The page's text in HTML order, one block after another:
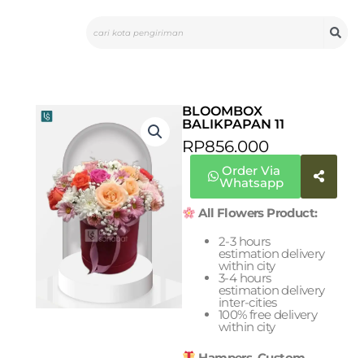
BLOOMBOX
BALIKPAPAN 11
RP856.000
Order Via
Whatsapp
All Flowers Product:
2-3 hours
estimation delivery
within city
3-4 hours
estimation delivery
inter-cities
100% free delivery
within city